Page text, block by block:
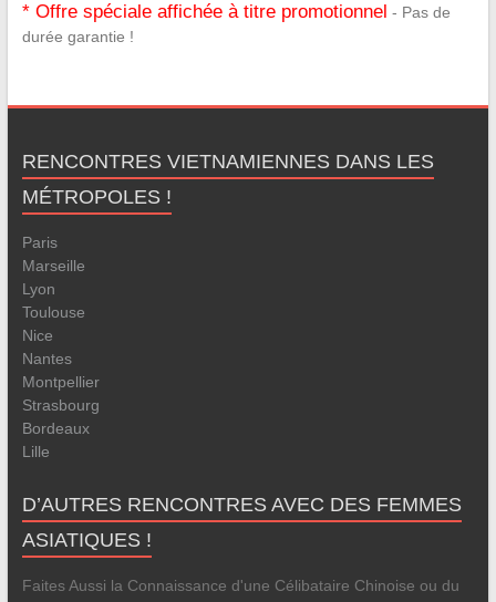
* Offre spéciale affichée à titre promotionnel - Pas de
durée garantie !
RENCONTRES VIETNAMIENNES DANS LES
MÉTROPOLES !
Paris
Marseille
Lyon
Toulouse
Nice
Nantes
Montpellier
Strasbourg
Bordeaux
Lille
D’AUTRES RENCONTRES AVEC DES FEMMES
ASIATIQUES !
Faites Aussi la Connaissance d'une Célibataire Chinoise ou du